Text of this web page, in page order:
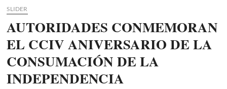
SLIDER
AUTORIDADES CONMEMORAN
EL CCIV ANIVERSARIO DE LA
CONSUMACIÓN DE LA
INDEPENDENCIA